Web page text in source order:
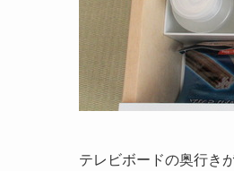
テレビボードの奥行き